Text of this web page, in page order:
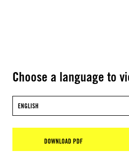
Choose a language to
ENGLISH
DOWNLOAD PDF